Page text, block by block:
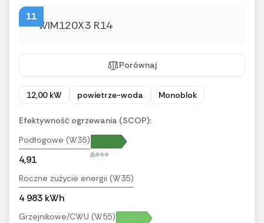
11
Porównaj
12,00 kW powietrze-woda Monoblok
Efektywność ogrzewania (SCOP):
Podłogowe (W35)
4,91 A+++
Roczne zużycie energii (W35)
4 983 kWh
Grzejnikowe/CWU (W55)